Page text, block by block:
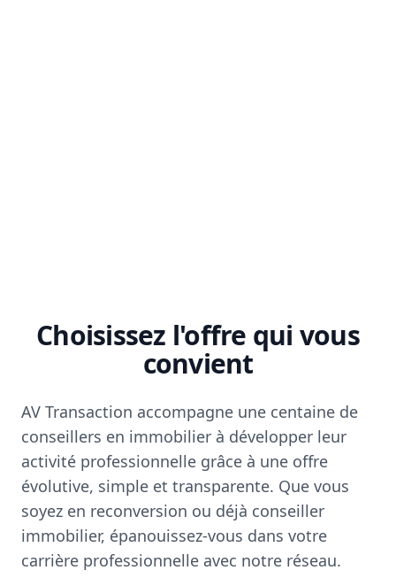
Choisissez l'offre qui vous
convient
AV Transaction accompagne une centaine de
conseillers en immobilier à développer leur
activité professionnelle grâce à une offre
évolutive, simple et transparente. Que vous
soyez en reconversion ou déjà conseiller
immobilier, épanouissez-vous dans votre
carrière professionnelle avec notre réseau.